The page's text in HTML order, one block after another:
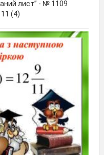
лист” - № 1109
(4)